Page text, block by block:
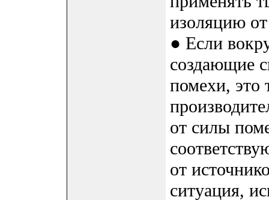
изоляцию
● Если
создающие
помехи, это
от силы
от
ситуация,